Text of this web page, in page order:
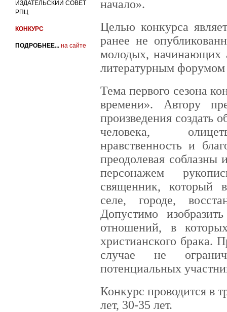
ИЗДАТЕЛЬСКИЙ СОВЕТ
РПЦ
КОНКУРС
ПОДРОБНЕЕ... на сайте
начало».
Целью конкурса
ранее не
молодых, начинающих
литературным
Тема первого сезона
времени». Автору
произведения создать
человека,
нравственность и
преодолевая
персонажем
священник, который
селе, городе,
Допустимо
отношений, в
христианского брака.
случае не
потенциальных
Конкурс проводится в
лет, 30-35 лет.